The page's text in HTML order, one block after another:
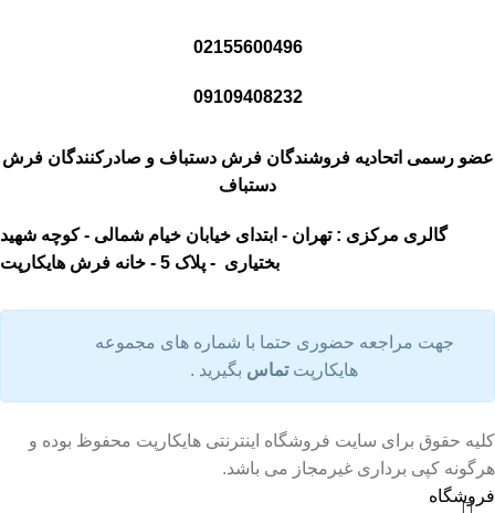
02155600496
09109408232
عضو رسمی اتحادیه فروشندگان فرش دستباف و صادرکنندگان فرش
دستباف
گالری مرکزی : تهران - ابتدای خیابان خیام شمالی - کوچه شهید
بختیاری - پلاک 5 - خانه فرش هایکارپت
جهت مراجعه حضوری حتما با شماره های مجموعه
هایکارپتتماس بگیرید .
کلیه حقوق برای سایت فروشگاه اینترنتی هایکارپت محفوظ بوده و
هرگونه کپی برداری غیرمجاز می باشد.
فروشگاه